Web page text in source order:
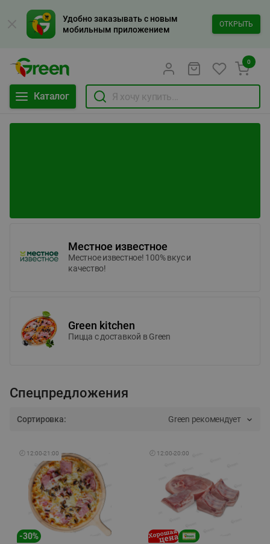
Удобно заказывать с новым
мобильным приложением
ОТКРЫТЬ
Каталог
0
Местное известное
Местное известное! 100% вкус и
качество!
Green kitchen
Пицца c доставкой в Green
Спецпредложения
Сортировка: Green рекомендует
🕘 12:00-21:00
-30%
🕘 12:00-20:00